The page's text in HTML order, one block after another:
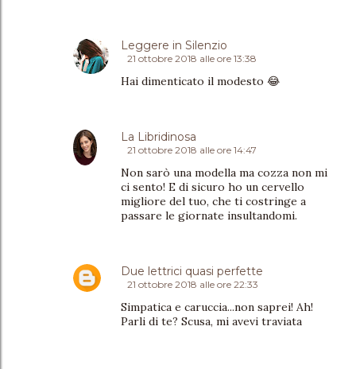
Leggere in Silenzio
21 ottobre 2018 alle ore 13:38
Hai dimenticato il modesto 😂
La Libridinosa
21 ottobre 2018 alle ore 14:47
Non sarò una modella ma cozza non mi
ci sento! E di sicuro ho un cervello
migliore del tuo, che ti costringe a
passare le giornate insultandomi.
Due lettrici quasi perfette
21 ottobre 2018 alle ore 22:33
Simpatica e caruccia...non saprei! Ah!
Parli di te? Scusa, mi avevi traviata